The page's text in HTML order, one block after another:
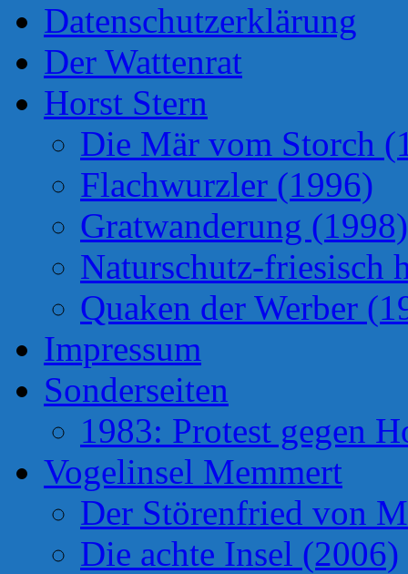
Datenschutzerklärung
Der Wattenrat
Horst Stern
Die Mär vom Storch
Flachwurzler (1996)
Gratwanderung (1998)
Naturschutz-friesisch
Quaken der Werber
Impressum
Sonderseiten
1983: Protest gegen
Vogelinsel Memmert
Der Störenfried von
Die achte Insel (2006)